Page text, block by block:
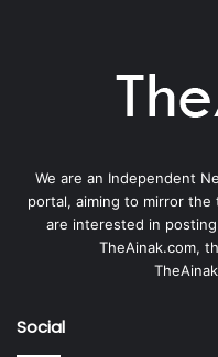
We are an Independent
portal, aiming to mirror
are interested in
TheAinak.com,
Social